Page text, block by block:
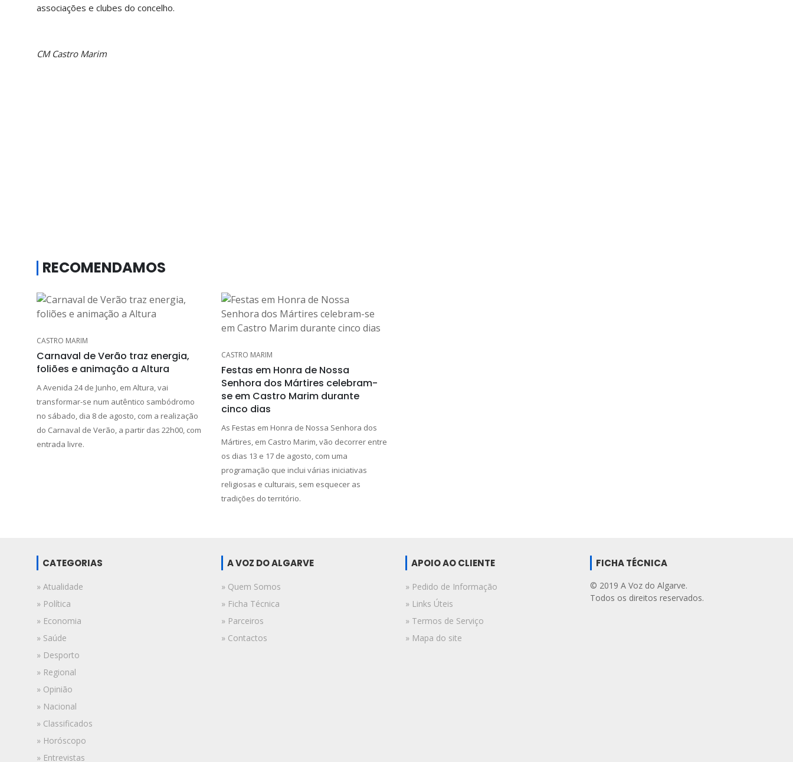
associações e clubes do concelho.
CM Castro Marim
RECOMENDAMOS
CASTRO MARIM
Carnaval de Verão traz energia,
foliões e animação a Altura
A Avenida 24 de Junho, em Altura, vai
transformar-se num autêntico sambódromo
no sábado, dia 8 de agosto, com a realização
do Carnaval de Verão, a partir das 22h00, com
entrada livre.
CASTRO MARIM
Festas em Honra de Nossa
Senhora dos Mártires celebram-
se em Castro Marim durante
cinco dias
As Festas em Honra de Nossa Senhora dos
Mártires, em Castro Marim, vão decorrer entre
os dias 13 e 17 de agosto, com uma
programação que inclui várias iniciativas
religiosas e culturais, sem esquecer as
tradições do território.
CATEGORIAS
» Atualidade
» Política
» Economia
» Saúde
» Desporto
» Regional
» Opinião
» Nacional
» Classificados
» Horóscopo
» Entrevistas
A VOZ DO ALGARVE
» Quem Somos
» Ficha Técnica
» Parceiros
» Contactos
APOIO AO CLIENTE
» Pedido de Informação
» Links Úteis
» Termos de Serviço
» Mapa do site
FICHA TÉCNICA
© 2019 A Voz do Algarve.
Todos os direitos reservados.